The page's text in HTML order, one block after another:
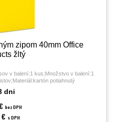
zipom 40mm Office
žltý
v balení:1 kus;Množstvo v balení:1
potiahnutý
dni
bez DPH
€ s DPH